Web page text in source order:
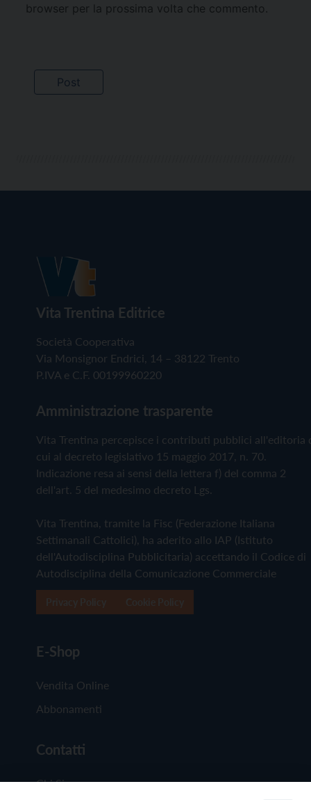
browser per la prossima volta che commento.
Vita Trentina Editrice
Società Cooperativa
Via Monsignor Endrici, 14 – 38122 Trento
P.IVA e C.F. 00199960220
Amministrazione trasparente
Vita Trentina percepisce i contributi pubblici all'editoria
cui al decreto legislativo 15 maggio 2017, n. 70.
Indicazione resa ai sensi della lettera f) del comma 2
dell'art. 5 del medesimo decreto Lgs.
Vita Trentina, tramite la Fisc (Federazione Italiana
Settimanali Cattolici), ha aderito allo IAP (Istituto
dell'Autodisciplina Pubblicitaria) accettando il Codice di
Autodisciplina della Comunicazione Commerciale
E-Shop
Vendita Online
Abbonamenti
Contatti
Chi Siamo